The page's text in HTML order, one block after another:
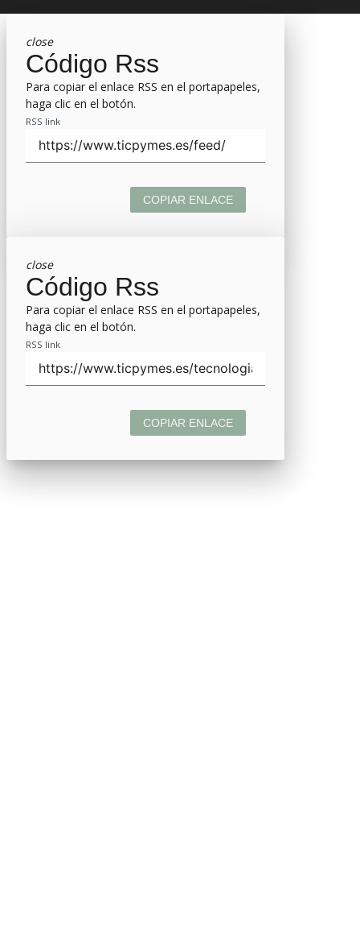
close
Código Rss
Para copiar el enlace RSS en el portapapeles,
haga clic en el botón.
RSS link
COPIAR ENLACE
close
Código Rss
Para copiar el enlace RSS en el portapapeles,
haga clic en el botón.
RSS link
COPIAR ENLACE